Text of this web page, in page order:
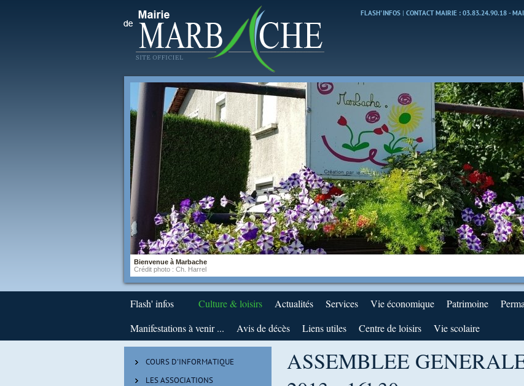
FLASH' INFOS | CONTACT MAIRIE : 03.83.24.90.18 -
Bienvenue à Marbache
Crédit photo : Ch. Harrel
Flash' infos Culture & loisirs Actualités Services Vie économique Patrimoine
Manifestations à venir ...
Avis de décès Liens utiles Centre de loisirs Vie scolaire
COURS D'INFORMATIQUE
LES ASSOCIATIONS
ASSEMBLEE